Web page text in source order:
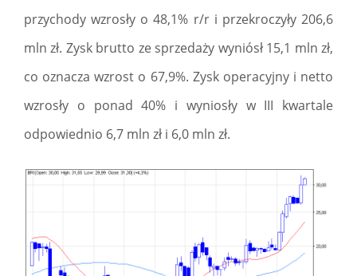
przychody wzrosły o 48,1% r/r i przekroczyły 206,6
mln zł. Zysk brutto ze sprzedaży wyniósł 15,1 mln zł,
co oznacza wzrost o 67,9%. Zysk operacyjny i netto
wzrosły o ponad 40% i wyniosły w III kwartale
odpowiednio 6,7 mln zł i 6,0 mln zł.